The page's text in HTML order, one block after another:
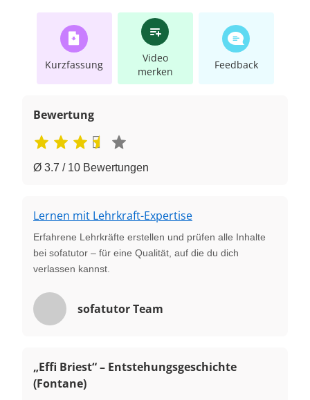
Kurzfassung
Video
merken
Feedback
Bewertung
Ø 3.7 / 10 Bewertungen
Lernen mit Lehrkraft-Expertise
Erfahrene Lehrkräfte erstellen und prüfen alle Inhalte
bei sofatutor – für eine Qualität, auf die du dich
verlassen kannst.
sofatutor Team
„Effi Briest“ – Entstehungsgeschichte
(Fontane)